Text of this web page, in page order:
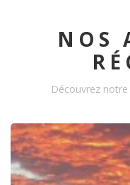
NOS
Découvrez